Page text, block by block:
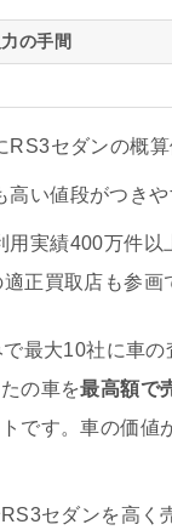
力の手間
RS3セダンの概
高い値段がつきや
用実績400万件以
正買取店も参画
最大10社に車
の車を最高額で
です。車の価値
セダンを高く